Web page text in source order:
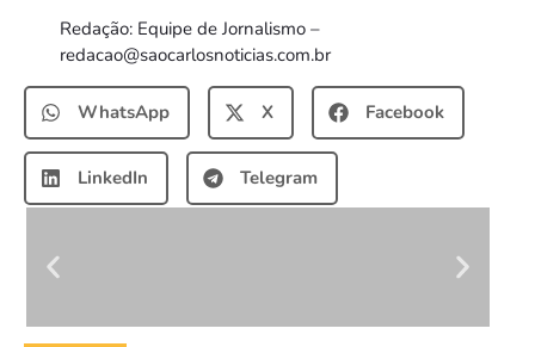
Redação: Equipe de Jornalismo –
redacao@saocarlosnoticias.com.br
WhatsApp X Facebook
LinkedIn Telegram